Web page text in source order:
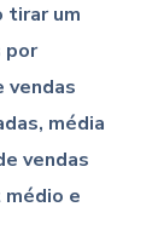
tirar um
por
vendas
média
vendas
e